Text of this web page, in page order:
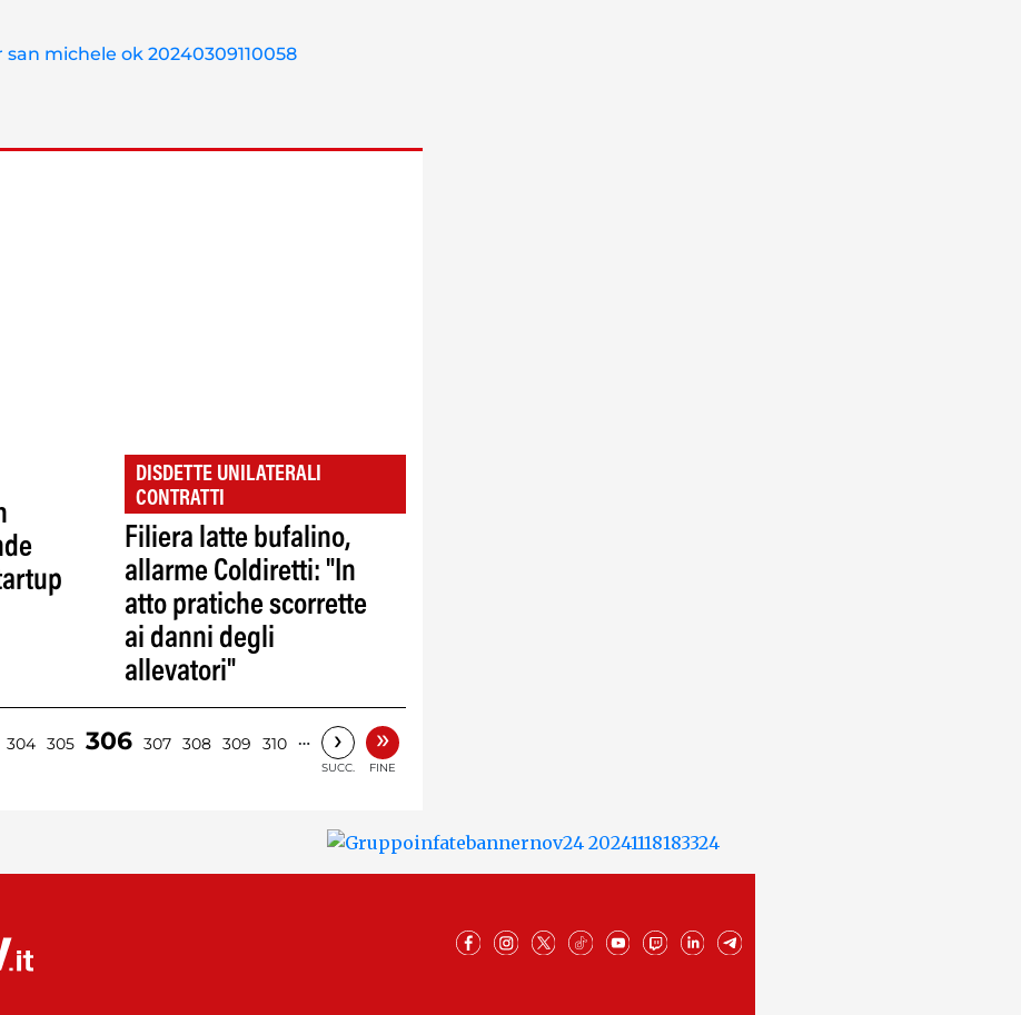
DISDETTE UNILATERALI
CONTRATTI
Filiera latte bufalino,
allarme Coldiretti: "In
atto pratiche scorrette
ai danni degli
allevatori"
304 305 306 307 308 309 310 … ›
SUCC.
»
FINE